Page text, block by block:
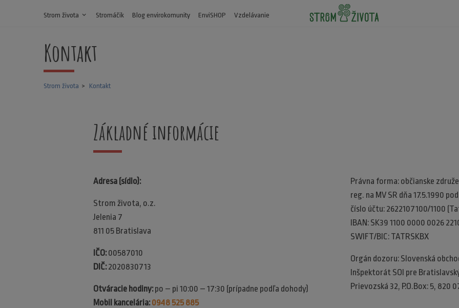
Strom života expand_more Stromáčik Blog envirokomunity EnviSHOP Vzdelávanie
Kontakt
Strom života Kontakt
Základné informácie
Adresa (sídlo):
Strom života, o.z.
Jelenia 7
811 05 Bratislava
IČO:00587010
DIČ:2020830713
Otváracie hodiny:po – pi 10:00 – 17:30 (prípadne podľa dohody)
Mobil kancelária:0948 525 885
Právna forma: občianske
reg. na MV SR dňa 17.5.1990
číslo účtu: 2622107100/1100
IBAN: SK39 1100 0000 0026
SWIFT/BIC: TATRSKBX
Orgán dozoru: Slovenská
Inšpektorát SOI pre
Prievozská 32, P.O.Box: 5, 820